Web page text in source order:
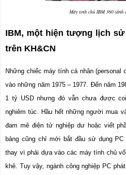
Máy tính chủ IBM 360 (ảnh
IBM, một hiện tượng lịch
trên KH&CN
Những chiếc máy tính cá nhân (personal
vào những năm 1975 – 1977. Đến năm
1 tỷ USD nhưng đó vẫn chưa được
nghiêm túc. Hầu hết những người mua
đam mê điện tử nghiệp dư hoặc viết
bảng cũng chỉ mới bắt đầu sử dụng
thay vì phải dựa vào các máy tính chủ
khê. Tuy vậy, ngành công nghiệp PC